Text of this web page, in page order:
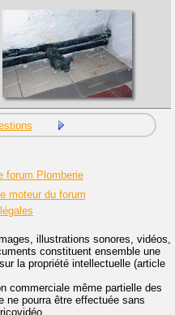
forum Plomberie
moteur du forum
illustrations sonores, vidéos,
constituent ensemble une
la propriété intellectuelle (article
commerciale même partielle des
ne pourra être effectuée sans